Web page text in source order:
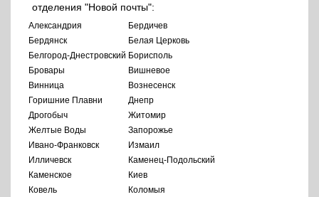
отделения "Новой почты":
Александрия
Бердичев
Бердянск
Белая Церковь
Белгород-Днестровский Борисполь
Бровары
Вишневое
Винница
Вознесенск
Горишние Плавни
Днепр
Дрогобыч
Житомир
Желтые Воды
Запорожье
Ивано-Франковск
Измаил
Илличевск
Каменец-Подольский
Каменское
Киев
Ковель
Коломыя